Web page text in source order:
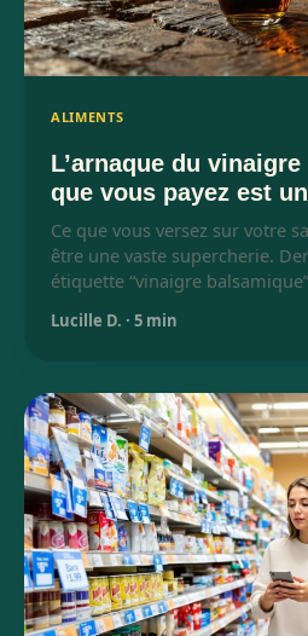
ALIMENTS
L’arnaque du
que vous payez est
Ce que vous versez sur votre
être une vaste supercherie.
étiquette “vinaigre
Lucille D. · 5 min